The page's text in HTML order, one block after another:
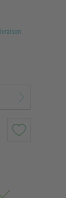
livraison